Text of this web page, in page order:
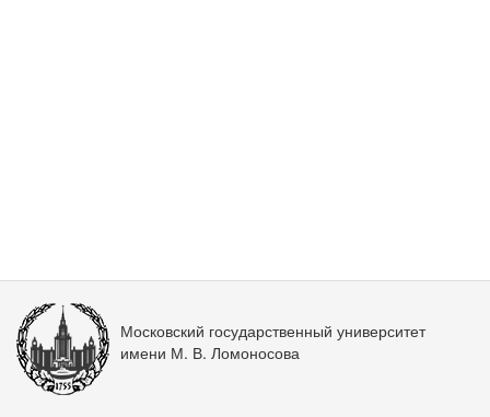
Московский государственный университет
имени М. В. Ломоносова